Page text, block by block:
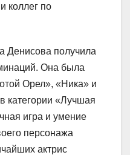
коллег по
Денисова получила
Она была
Орел», «Ника» и
категории «Лучшая
игра и умение
персонажа
актрис